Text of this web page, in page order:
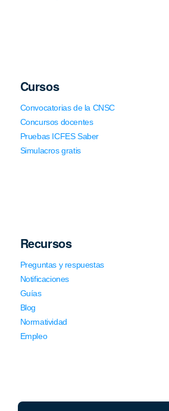
Cursos
Convocatorias de la CNSC
Concursos docentes
Pruebas ICFES Saber
Simulacros gratis
Recursos
Preguntas y respuestas
Notificaciones
Guías
Blog
Normatividad
Empleo